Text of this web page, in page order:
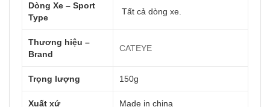
Dòng Xe – Sport
Type
Tất cả dòng xe.
Thương hiệu –
Brand
CATEYE
Trọng lượng 150g
Xuất xứ Made in china